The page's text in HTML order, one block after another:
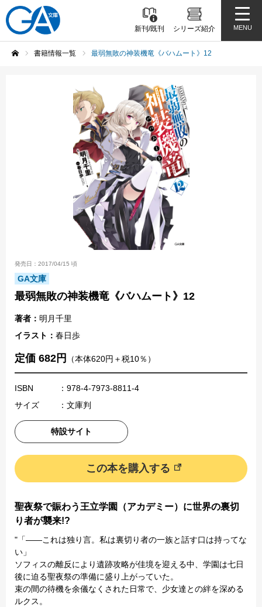
新刊/既刊 シリーズ紹介 MENU
書籍情報一覧 最弱無敗の神装機竜《バハムート》12
発売日：2017/04/15 頃
GA文庫
最弱無敗の神装機竜《バハムート》12
著者： 明月千里
イラスト： 春日歩
定価 682円 （本体620円＋税10％）
ISBN
：978-4-7973-8811-4
サイズ
：文庫判
特設サイト
この本を購入する
聖夜祭で賑わう王立学園（アカデミー）に世界の裏切
り者が襲来!?
"「――これは独り言。私は裏切り者の一族と話す口は持ってな
い」
ソフィスの離反により遺跡攻略が佳境を迎える中、学園は七日
後に迫る聖夜祭の準備に盛り上がっていた。
束の間の待機を余儀なくされた日常で、少女達との絆を深める
ルクス。